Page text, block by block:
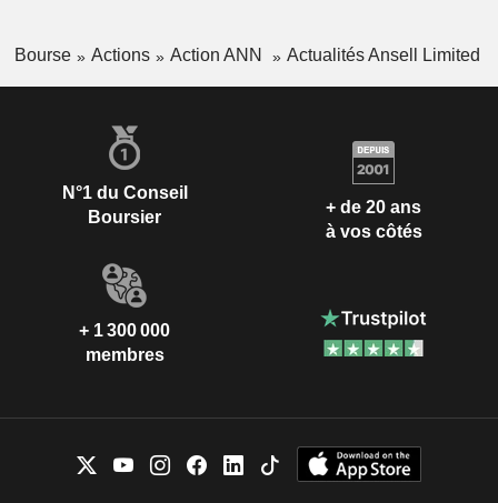
Bourse Actions Action ANN Actualités Ansell Limited
N°1 du Conseil
Boursier
+ de 20 ans
à vos côtés
+ 1 300 000
membres